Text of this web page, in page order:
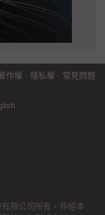
作權 · 隱私權 · 常見問題
限公司所有，非經本